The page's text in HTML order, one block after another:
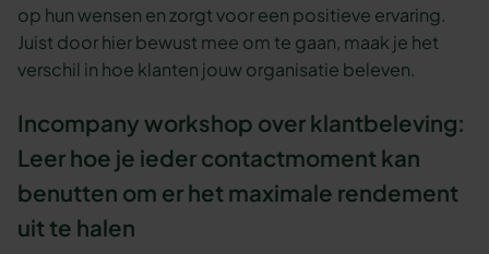
op hun wensen en zorgt voor een positieve ervaring.
Juist door hier bewust mee om te gaan, maak je het
verschil in hoe klanten jouw organisatie beleven.
Incompany workshop over klantbeleving:
Leer hoe je ieder contactmoment kan
benutten om er het maximale rendement
uit te halen